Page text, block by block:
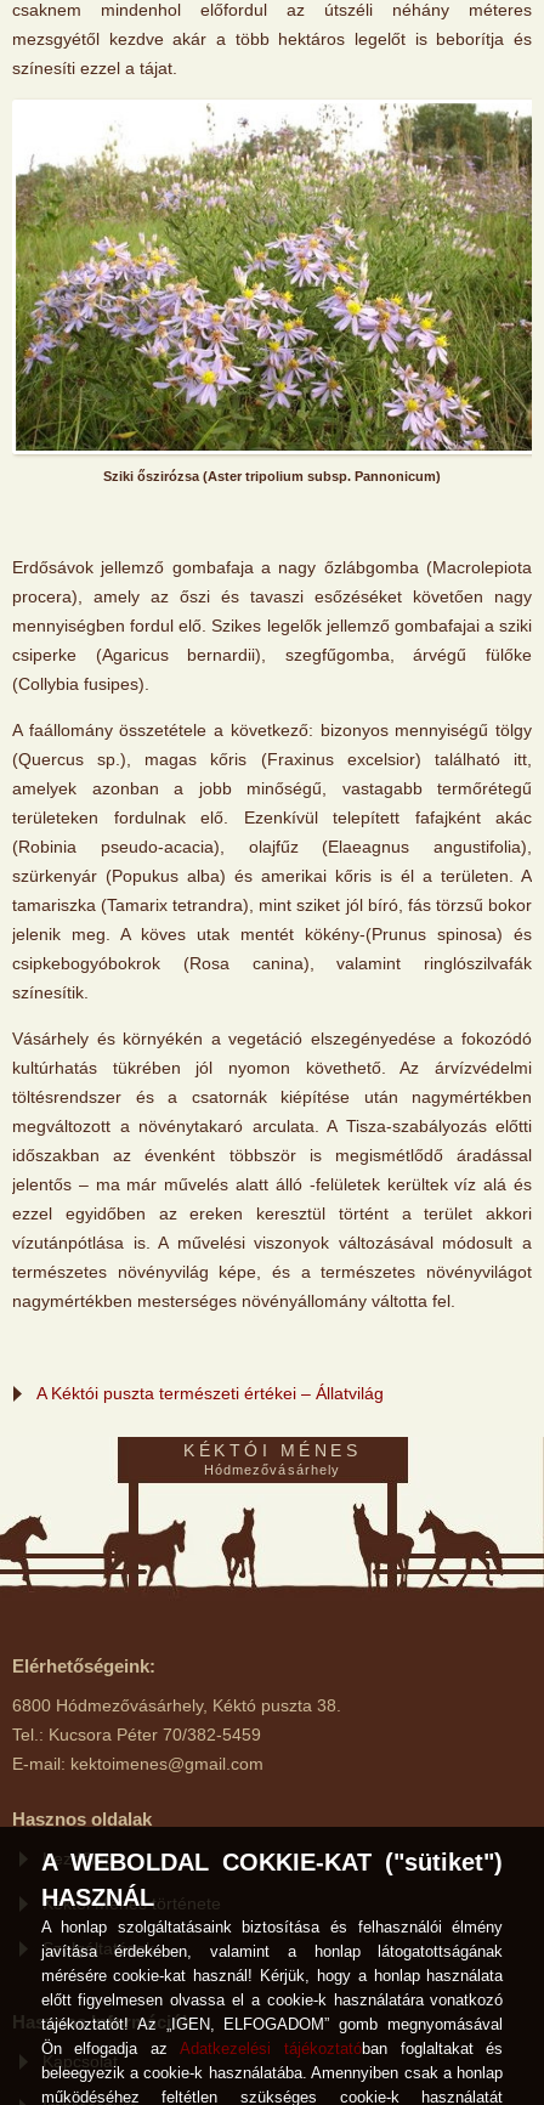
csaknem mindenhol előfordul az útszéli néhány méteres
mezsgyétől kezdve akár a több hektáros legelőt is beborítja és
színesíti ezzel a tájat.
Sziki őszirózsa (Aster tripolium subsp. Pannonicum)
Erdősávok jellemző gombafaja a nagy őzlábgomba (Macrolepiota
procera), amely az őszi és tavaszi esőzéséket követően nagy
mennyiségben fordul elő. Szikes legelők jellemző gombafajai a sziki
csiperke (Agaricus bernardii), szegfűgomba, árvégű fülőke
(Collybia fusipes).
A faállomány összetétele a következő: bizonyos mennyiségű tölgy
(Quercus sp.), magas kőris (Fraxinus excelsior) található itt,
amelyek azonban a jobb minőségű, vastagabb termőrétegű
területeken fordulnak elő. Ezenkívül telepített fafajként akác
(Robinia pseudo-acacia), olajfűz (Elaeagnus angustifolia),
szürkenyár (Popukus alba) és amerikai kőris is él a területen. A
tamariszka (Tamarix tetrandra), mint sziket jól bíró, fás törzsű bokor
jelenik meg. A köves utak mentét kökény-(Prunus spinosa) és
csipkebogyóbokrok (Rosa canina), valamint ringlószilvafák
színesítik.
Vásárhely és környékén a vegetáció elszegényedése a fokozódó
kultúrhatás tükrében jól nyomon követhető. Az árvízvédelmi
töltésrendszer és a csatornák kiépítése után nagymértékben
megváltozott a növénytakaró arculata. A Tisza-szabályozás előtti
időszakban az évenként többször is megismétlődő áradással
jelentős – ma már művelés alatt álló -felületek kerültek víz alá és
ezzel egyidőben az ereken keresztül történt a terület akkori
vízutánpótlása is. A művelési viszonyok változásával módosult a
természetes növényvilág képe, és a természetes növényvilágot
nagymértékben mesterséges növényállomány váltotta fel.
A Kéktói puszta természeti értékei – Állatvilág
KÉKTÓI MÉNES
Hódmezővásárhely
Elérhetőségeink:
6800 Hódmezővásárhely, Kéktó puszta 38.
Tel.: Kucsora Péter 70/382-5459
E-mail: kektoimenes@gmail.com
Hasznos oldalak
Kezdőlap
Kéktói Ménes története
Szolgáltatások
Hasznos Információk
Kapcsolat
A WEBOLDAL COKKIE-KAT ("sütiket")
HASZNÁL
A honlap szolgáltatásaink biztosítása és felhasználói élmény
javítása érdekében, valamint a honlap látogatottságának
mérésére cookie-kat használ! Kérjük, hogy a honlap használata
előtt figyelmesen olvassa el a cookie-k használatára vonatkozó
tájékoztatót! Az „IGEN, ELFOGADOM” gomb megnyomásával
Ön elfogadja az Adatkezelési tájékoztatóban foglaltakat és
beleegyezik a cookie-k használatába. Amennyiben csak a honlap
működéséhez feltétlen szükséges cookie-k használatát